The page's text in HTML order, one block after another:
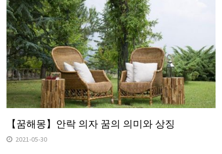
【꿈해몽】안락 의자 꿈의 의미와 상징
2021-05-30